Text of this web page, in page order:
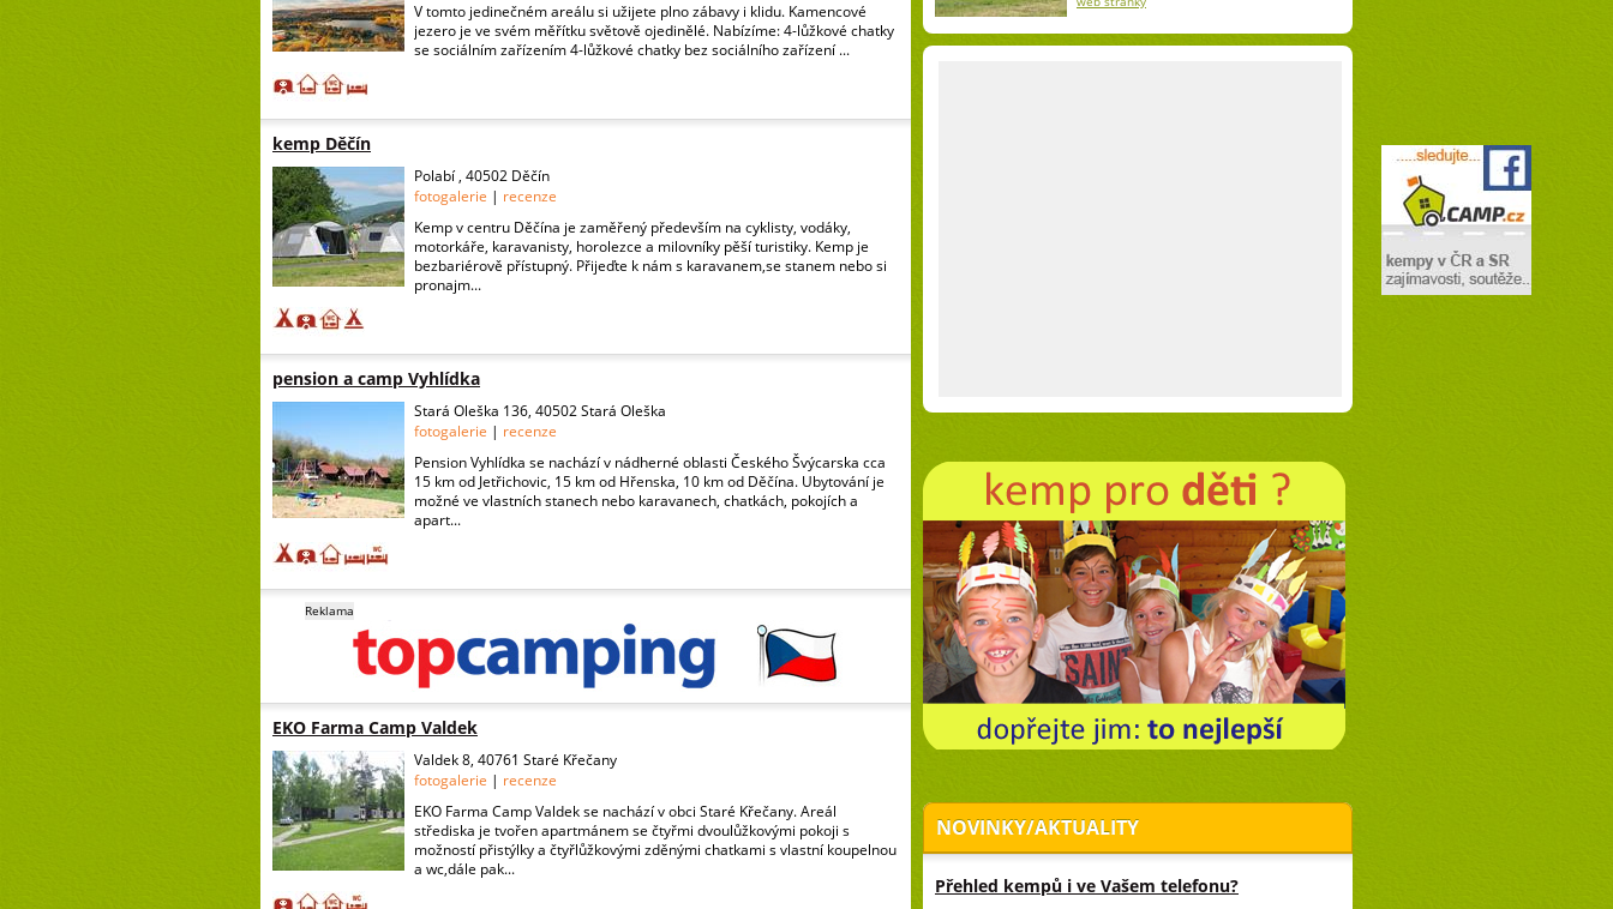
V tomto jedinečném areálu si užijete plno zábavy i klidu. Kamencové
jezero je ve svém měřítku světově ojedinělé. Nabízíme: 4-lůžkové chatky
se sociálním zařízením 4-lůžkové chatky bez sociálního zařízení ...
kemp Děčín
Polabí , 40502 Děčín
fotogalerie | recenze
Kemp v centru Děčína je zaměřený především na cyklisty, vodáky,
motorkáře, karavanisty, horolezce a milovníky pěší turistiky. Kemp je
bezbariérově přístupný. Přijeďte k nám s karavanem,se stanem nebo si
pronajm...
pension a camp Vyhlídka
Stará Oleška 136, 40502 Stará Oleška
fotogalerie | recenze
Pension Vyhlídka se nachází v nádherné oblasti Českého Švýcarska cca
15 km od Jetřichovic, 15 km od Hřenska, 10 km od Děčína. Ubytování je
možné ve vlastních stanech nebo karavanech, chatkách, pokojích a
apart...
Reklama
EKO Farma Camp Valdek
Valdek 8, 40761 Staré Křečany
fotogalerie | recenze
EKO Farma Camp Valdek se nachází v obci Staré Křečany. Areál
střediska je tvořen apartmánem se čtyřmi dvoulůžkovými pokoji s
možností přistýlky a čtyřlůžkovými zděnými chatkami s vlastní koupelnou
a wc,dále pak...
NOVINKY/AKTUALITY
Přehled kempů i ve Vašem telefonu?